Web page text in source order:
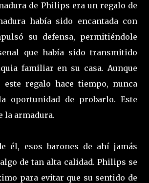
de Philips era un regalo de
había sido encantada con
su defensa, permitiéndole
que había sido transmitido
familiar en su casa. Aunque
este regalo hace tiempo, nunca
oportunidad de probarlo. Este
la armadura.
él, esos barones de ahí jamás
de tan alta calidad. Philips se
para evitar que su sentido de